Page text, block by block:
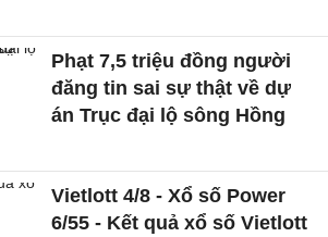
Phạt 7,5 triệu đồng người
đăng tin sai sự thật về dự
án Trục đại lộ sông Hồng
Vietlott 4/8 - Xổ số Power
6/55 - Kết quả xổ số Vietlott